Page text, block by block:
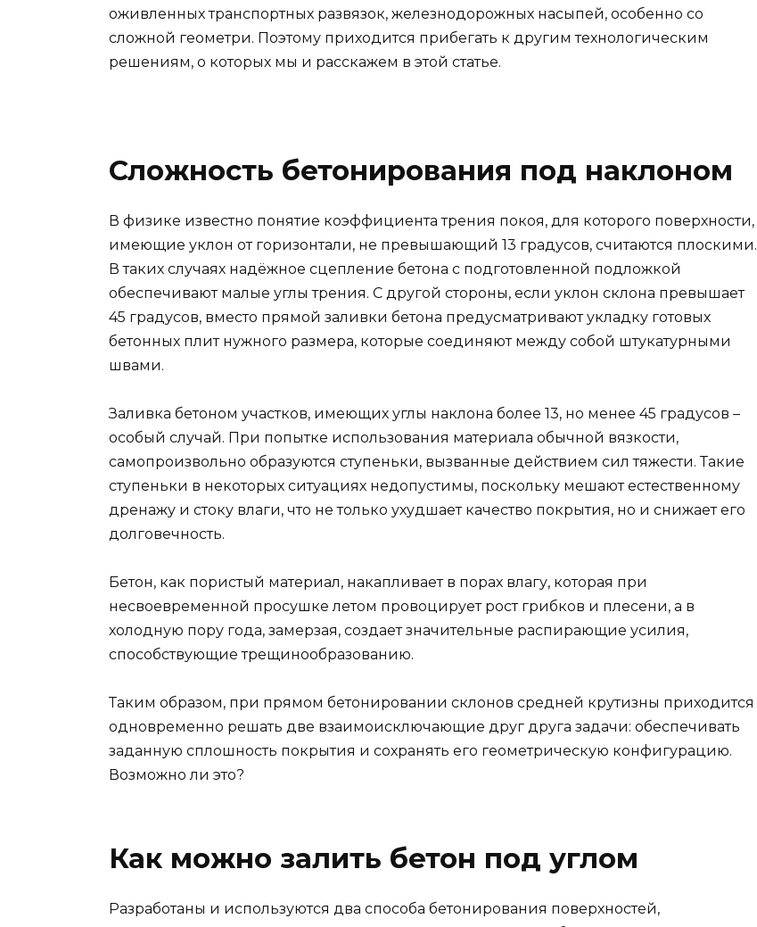
оживленных транспортных развязок, железнодорожных насыпей, особенно со
сложной геометри. Поэтому приходится прибегать к другим технологическим
решениям, о которых мы и расскажем в этой статье.
Сложность бетонирования под наклоном
В физике известно понятие коэффициента трения покоя, для которого поверхности,
имеющие уклон от горизонтали, не превышающий 13 градусов, считаются плоскими.
В таких случаях надёжное сцепление бетона с подготовленной подложкой
обеспечивают малые углы трения. С другой стороны, если уклон склона превышает
45 градусов, вместо прямой заливки бетона предусматривают укладку готовых
бетонных плит нужного размера, которые соединяют между собой штукатурными
швами.
Заливка бетоном участков, имеющих углы наклона более 13, но менее 45 градусов –
особый случай. При попытке использования материала обычной вязкости,
самопроизвольно образуются ступеньки, вызванные действием сил тяжести. Такие
ступеньки в некоторых ситуациях недопустимы, поскольку мешают естественному
дренажу и стоку влаги, что не только ухудшает качество покрытия, но и снижает его
долговечность.
Бетон, как пористый материал, накапливает в порах влагу, которая при
несвоевременной просушке летом провоцирует рост грибков и плесени, а в
холодную пору года, замерзая, создает значительные распирающие усилия,
способствующие трещинообразованию.
Таким образом, при прямом бетонировании склонов средней крутизны приходится
одновременно решать две взаимоисключающие друг друга задачи: обеспечивать
заданную сплошность покрытия и сохранять его геометрическую конфигурацию.
Возможно ли это?
Как можно залить бетон под углом
Разработаны и используются два способа бетонирования поверхностей,